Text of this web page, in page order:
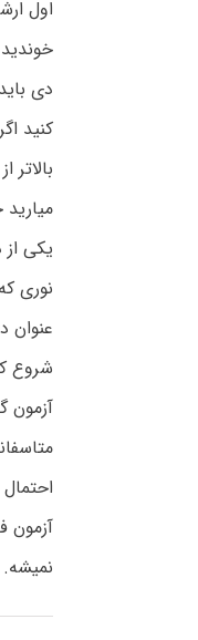
اول
دی
کنید
یکی از
نوری
عنوان
شروع
آزمون
آزمون
نمیشه.